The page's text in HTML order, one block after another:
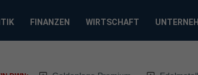
FINANZEN WIRTSCHAFT